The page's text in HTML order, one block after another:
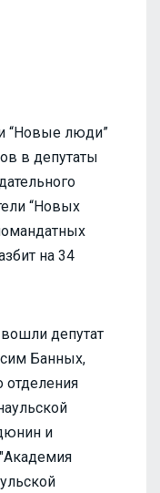
“Новые люди”
в депутаты
“Новых
на 34
депутат
Банных,
отделения
и